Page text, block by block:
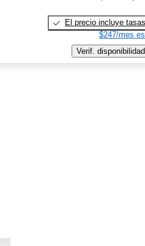
El precio incluye tasas
$247/mes
Verif. disponibilidad